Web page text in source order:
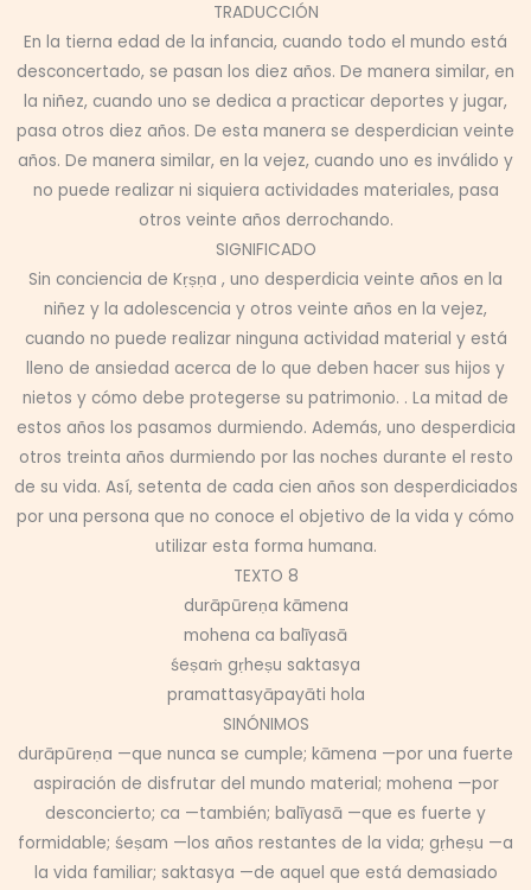
TRADUCCIÓN
En la tierna edad de la infancia, cuando todo el mundo está
desconcertado, se pasan los diez años. De manera similar, en
la niñez, cuando uno se dedica a practicar deportes y jugar,
pasa otros diez años. De esta manera se desperdician veinte
años. De manera similar, en la vejez, cuando uno es inválido y
no puede realizar ni siquiera actividades materiales, pasa
otros veinte años derrochando.
SIGNIFICADO
Sin conciencia de Kṛṣṇa , uno desperdicia veinte años en la
niñez y la adolescencia y otros veinte años en la vejez,
cuando no puede realizar ninguna actividad material y está
lleno de ansiedad acerca de lo que deben hacer sus hijos y
nietos y cómo debe protegerse su patrimonio. . La mitad de
estos años los pasamos durmiendo. Además, uno desperdicia
otros treinta años durmiendo por las noches durante el resto
de su vida. Así, setenta de cada cien años son desperdiciados
por una persona que no conoce el objetivo de la vida y cómo
utilizar esta forma humana.
TEXTO 8
durāpūreṇa kāmena
mohena ca balīyasā
śeṣaṁ gṛheṣu saktasya
pramattasyāpayāti hola
SINÓNIMOS
durāpūreṇa —que nunca se cumple; kāmena —por una fuerte
aspiración de disfrutar del mundo material; mohena —por
desconcierto; ca —también; balīyasā —que es fuerte y
formidable; śeṣam —los años restantes de la vida; gṛheṣu —a
la vida familiar; saktasya —de aquel que está demasiado